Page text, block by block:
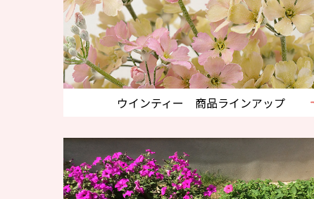
ウインティー 商品ラインアップ